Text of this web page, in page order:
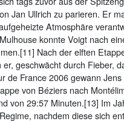
Jan Ullrich zu parieren. Er
Atmosphäre
konnte Voigt nach
Nach der elften
geschwächt durch Fieber,
de France 2006 gewann
von Béziers nach
von 29:57 Minuten.[13] Im
nachdem diese sich